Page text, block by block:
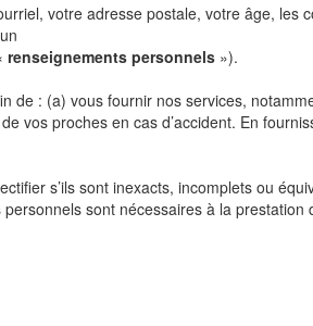
votre adresse postale, votre âge, les
renseignements personnels »).
de : (a) vous fournir nos services,
vos proches en cas d’accident. En
s’ils sont inexacts, incomplets ou
personnelssont nécessaires à la